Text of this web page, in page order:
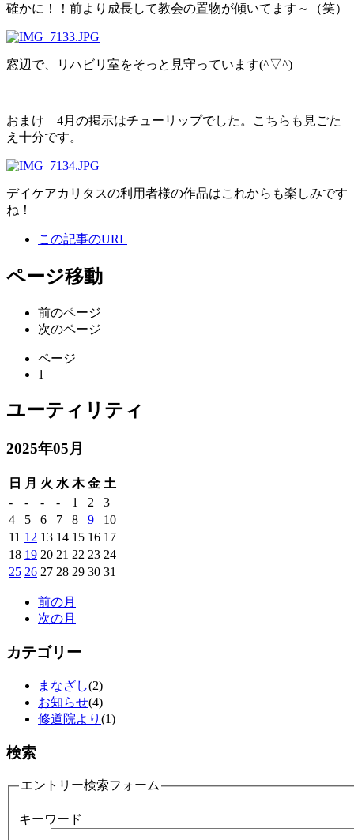
確かに！！前より成長して教会の置物が傾いてます～（笑）
窓辺で、リハビリ室をそっと見守っています(^▽^)
おまけ 4月の掲示はチューリップでした。こちらも見ごた
え十分です。
デイケアカリタスの利用者様の作品はこれからも楽しみです
ね！
この記事のURL
ページ移動
前のページ
次のページ
ページ
1
ユーティリティ
2025年05月
日 月 火 水 木 金 土
-
- - - 1 2
3
4
5 6 7 8 9
10
11 12 13 14 15 16 17
18 19 20 21 22 23 24
25 26 27 28 29 30 31
前の月
次の月
カテゴリー
まなざし(2)
お知らせ(4)
修道院より (1)
検索
エントリー検索フォーム
キーワード